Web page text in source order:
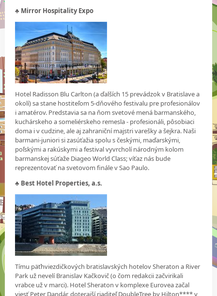
♣ Mirror Hospitality Expo
Hotel Radisson Blu Carlton (a ďalších 15 prevádzok v Bratislave a
okolí) sa stane hostiteľom 5-dňového festivalu pre profesionálov
i amatérov. Predstavia sa na ňom svetové mená barmanského,
kuchárskeho a someliérskeho remesla - profesionáli, pôsobiaci
doma i v cudzine, ale aj zahraniční majstri varešky a šejkra. Naši
barmani-juniori si zasúťažia spolu s českými, maďarskými,
poľskými a rakúskymi a festival vyvrcholí národným kolom
barmanskej súťaže Diageo World Class; víťaz nás bude
reprezentovať na svetovom finále v Sao Paulo.
♣ Best Hotel Properties, a.s.
Tímu päťhviezdičkových bratislavských hotelov Sheraton a River
Park už nevelí Branislav Kačkovič (o čom redakcii začvirikali
vrabce už v marci). Hotel Sheraton v komplexe Eurovea začal
viesť Peter Dandár, doterajší riaditeľ DoubleTree by Hilton**** v